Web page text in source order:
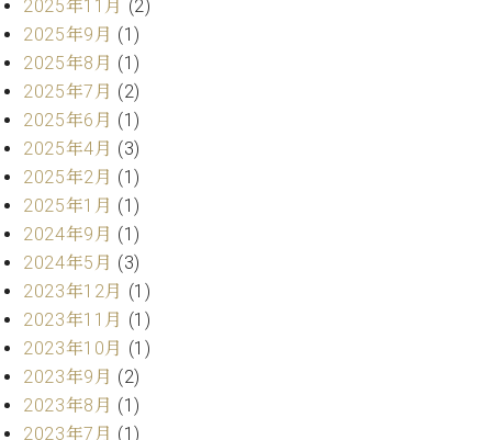
ー
ト
グ
ラ
ン
ド
ピ
ア
C.
ベ
ヒ
シ
ュ
タ
イ
納
入
実
績
ホ
ス
タ
ジ
オ
納
入
績
ト
代
理
店
主
ベ
ン
ト
コ
ン
ク
ル
ヒ
シ
ュ
タ
イ
ン
・
セ
ン
ト
ラ
ム
京
2025年11月 (2)
2025年9月 (1)
2025年8月 (1)
2025年7月 (2)
2025年6月 (1)
2025年4月 (3)
2025年2月 (1)
2025年1月 (1)
2024年9月 (1)
2024年5月 (3)
2023年12月 (1)
2023年11月 (1)
2023年10月 (1)
2023年9月 (2)
2023年8月 (1)
2023年7月 (1)